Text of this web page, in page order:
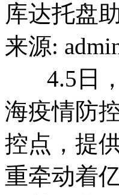
库达托盘
来源:
4.5日，
海疫情防
控点，提
重牵动着